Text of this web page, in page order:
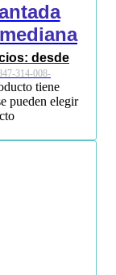
desde
314-008-
tiene
pueden elegir